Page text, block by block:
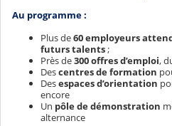
Au programme :
Plus de60 employeurs
futurs talents;
Près de300 offres d’emploi,
Descentres de formation
Desespaces d’orientation
encore
Un pôle de démonstration
alternance